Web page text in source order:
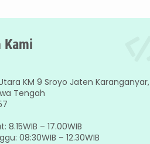
Kami
KM 9 Sroyo Jaten Karanganyar,
Tengah
8.15WIB – 17.00WIB
08:30WIB – 12.30WIB